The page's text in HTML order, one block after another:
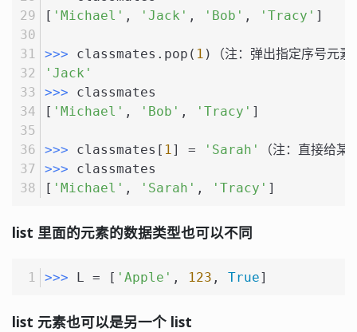
[ 'Michael' , 'Jack' , 'Bob' , 'Tracy' ]
>>> classmates.pop( 1 )（注：弹出指定序号元素
'Jack'
>>> classmates
[ 'Michael' , 'Bob' , 'Tracy' ]
>>> classmates[ 1] = 'Sarah'
（注：直接给某
>>> classmates
[ 'Michael' , 'Sarah' , 'Tracy' ]
list 里面的元素的数据类型也可以不同
>>> L = [ 'Apple' , 123 , True]
list 元素也可以是另一个 list